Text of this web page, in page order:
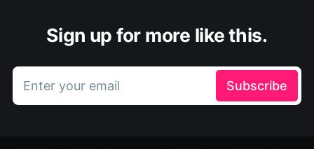
Sign up for more like this.
Enter your email Subscribe